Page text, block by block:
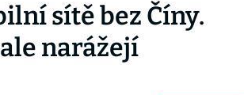
sítě bez Číny.
narážejí